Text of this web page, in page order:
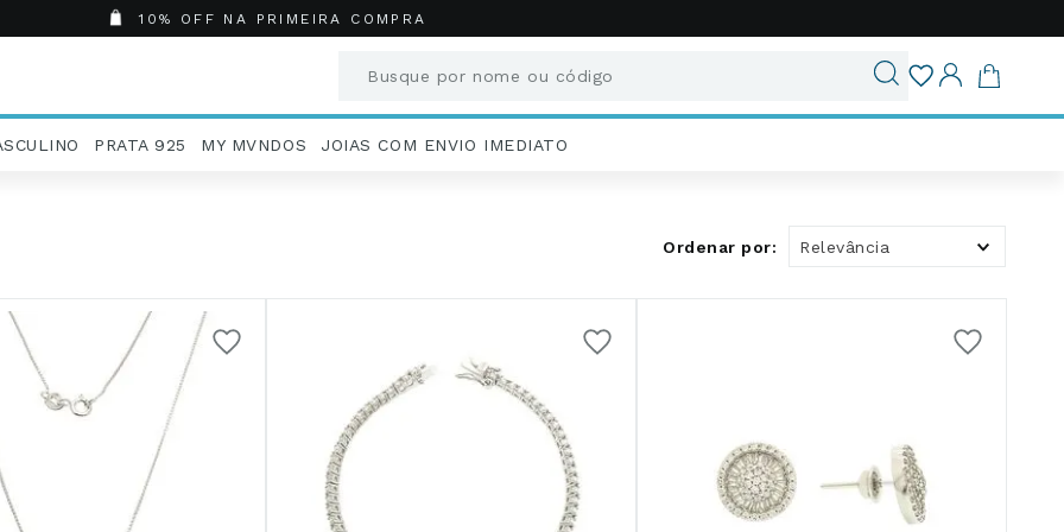
10% OFF NA PRIMEIRA COMPRA
Busque por nome ou código
PRATA 925 MY MVNDOS JOIAS COM ENVIO IMEDIATO
Relevância
Termos mais buscados
5º
Masculino
Casamento
8º
Corrente